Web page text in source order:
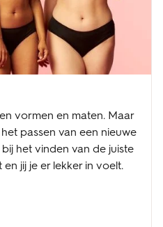
vormen en maten. Maar
passen van een nieuwe
het vinden van de juiste
jij je er lekker in voelt.